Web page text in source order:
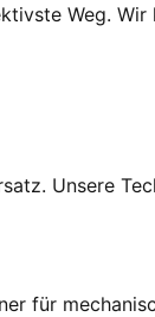
Weg. Wir
Unsere
für